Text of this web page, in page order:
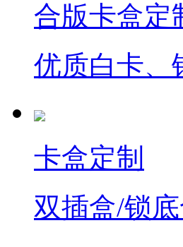
合版卡盒定
优质白卡、
卡盒定制
双插盒/锁